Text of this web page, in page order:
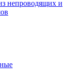
непроводящих и